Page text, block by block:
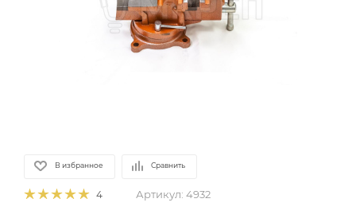
В избранное Сравнить
4 Артикул: 4932